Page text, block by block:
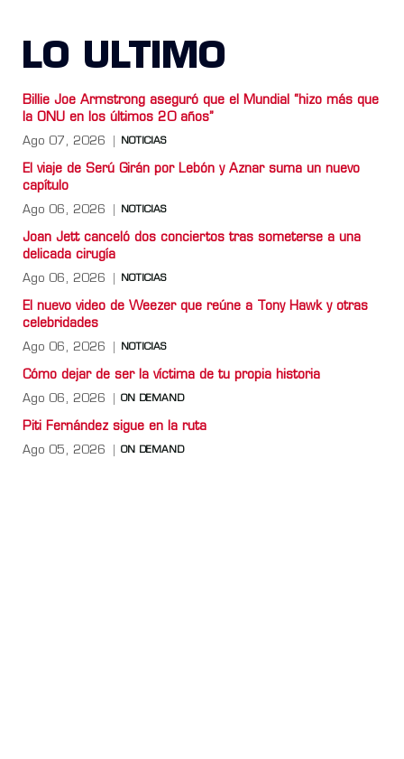
LO ULTIMO
Billie Joe Armstrong aseguró que el Mundial “hizo más que
la ONU en los últimos 20 años”
Ago 07, 2026 NOTICIAS
El viaje de Serú Girán por Lebón y Aznar suma un nuevo
capítulo
Ago 06, 2026 NOTICIAS
Joan Jett canceló dos conciertos tras someterse a una
delicada cirugía
Ago 06, 2026 NOTICIAS
El nuevo video de Weezer que reúne a Tony Hawk y otras
celebridades
Ago 06, 2026 NOTICIAS
Cómo dejar de ser la víctima de tu propia historia
Ago 06, 2026 ON DEMAND
Piti Fernández sigue en la ruta
Ago 05, 2026 ON DEMAND